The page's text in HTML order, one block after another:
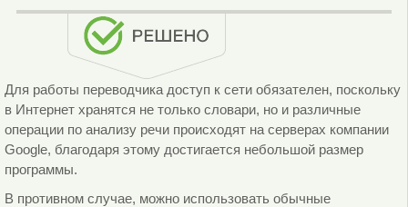
Для работы переводчика доступ к сети обязателен, поскольку
в Интернет хранятся не только словари, но и различные
операции по анализу речи происходят на серверах компании
Google, благодаря этому достигается небольшой размер
программы.
В противном случае, можно использовать обычные